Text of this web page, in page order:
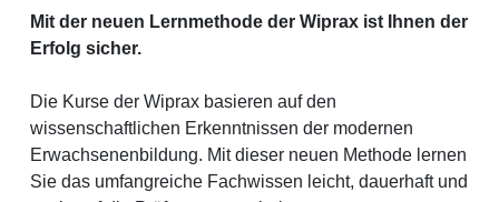
Mit der neuen Lernmethode der Wiprax ist Ihnen der
Erfolg sicher.
Die Kurse der Wiprax basieren auf den
wissenschaftlichen Erkenntnissen der modernen
Erwachsenenbildung. Mit dieser neuen Methode lernen
Sie das umfangreiche Fachwissen leicht, dauerhaft und